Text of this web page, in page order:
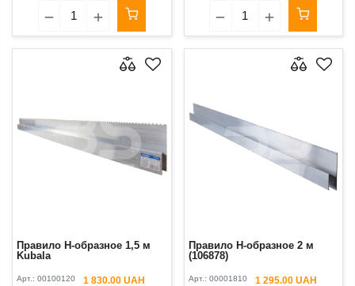
Правило H-образное 1,5 м
Kubala
Арт.: 00100120 1 830.00 UAH
Правило H-образное 2 м
(106878)
Арт.: 00001810 1 295.00 UAH